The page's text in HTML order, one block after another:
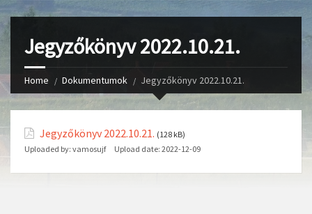
Jegyzőkönyv 2022.10.21.
Home Dokumentumok Jegyzőkönyv 2022.10.21.
Jegyzőkönyv 2022.10.21. (128 kB)
Uploaded by: vamosujf Upload date: 2022-12-09